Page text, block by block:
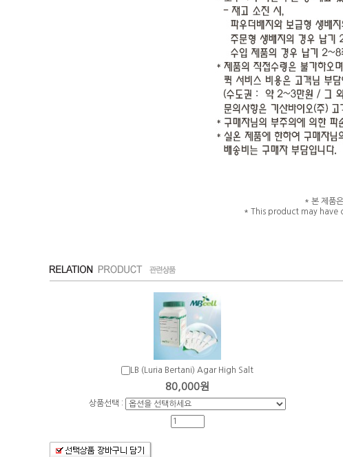
* 본 제품
* This product may have
LB (Luria Bertani) Agar High Salt
80,000원
상품선택 :